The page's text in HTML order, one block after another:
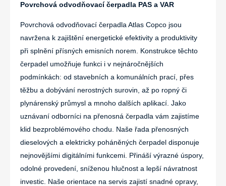
Povrchová odvodňovací čerpadla PAS a VAR
Povrchová odvodňovací čerpadla Atlas Copco jsou
navržena k zajištění energetické efektivity a produktivity
při splnění přísných emisních norem. Konstrukce těchto
čerpadel umožňuje funkci i v nejnáročnějších
podmínkách: od stavebních a komunálních prací, přes
těžbu a dobývání nerostných surovin, až po ropný či
plynárenský průmysl a mnoho dalších aplikací. Jako
uznávaní odborníci na přenosná čerpadla vám zajistíme
klid bezproblémového chodu. Naše řada přenosných
dieselových a elektricky poháněných čerpadel disponuje
nejnovějšími digitálními funkcemi. Přináší výrazné úspory,
odolné provedení, sníženou hlučnost a lepší návratnost
investic. Naše orientace na servis zajistí snadné opravy,